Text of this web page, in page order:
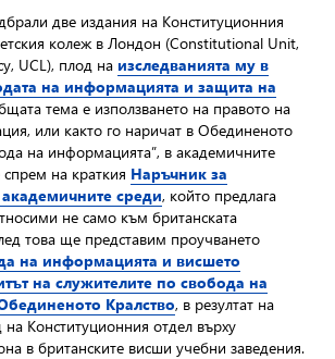
две издания на Конституционния
колеж в Лондон (Constitutional Unit,
UCL), плод на изследванията му в
на информацията и защита на
тема е използването на правото на
или както го наричат в Обединеното
на информацията”, в академичните
на краткия Наръчник за
среди, който предлага
не само към британската
това ще представим проучването
на информацията и висшето
на служителите по свобода на
Кралство, в резултат на
Конституционния отдел върху
в британските висши учебни заведения.